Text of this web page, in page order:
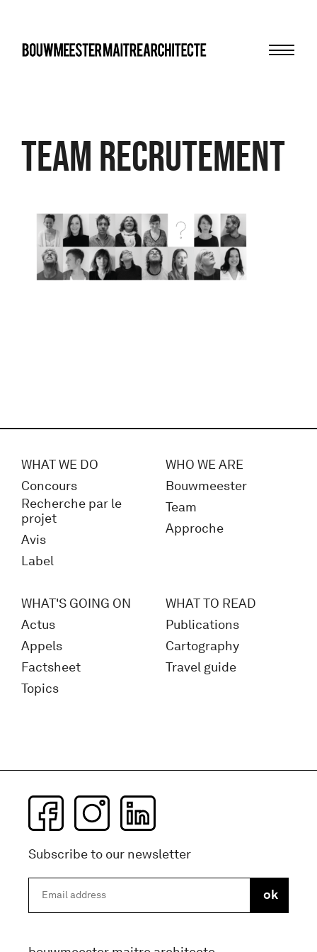
Team recrutement
WHAT WE DO
Concours
Recherche par le
projet
Avis
Label
WHO WE ARE
Bouwmeester
Team
Approche
WHAT'S GOING ON
Actus
Appels
Factsheet
Topics
WHAT TO READ
Publications
Cartography
Travel guide
Subscribe to our newsletter